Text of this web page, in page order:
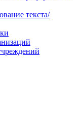
текста/